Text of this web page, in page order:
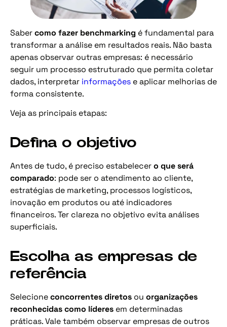
Sabercomo fazer benchmarking é fundamental para
transformar a análise em resultados reais. Não basta
apenas observar outras empresas: é necessário
seguir um processo estruturado que permita coletar
dados, interpretar informações e aplicar melhorias de
forma consistente.
Veja as principais etapas:
Defina o objetivo
Antes de tudo, é preciso estabelecero que será
comparado: pode ser o atendimento ao cliente,
estratégias de marketing, processos logísticos,
inovação em produtos ou até indicadores
financeiros. Ter clareza no objetivo evita análises
superficiais.
Escolha as empresas de
referência
Selecioneconcorrentes diretos ou organizações
reconhecidas como líderes em determinadas
práticas. Vale também observar empresas de outros